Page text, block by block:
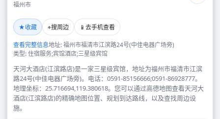
福州市
★收藏 ⌖搜周边 📱 去手机查看
查看完整信息地址: 福州市福清市江滨路24号(中佳电器广场旁)
类型: 住宿服务;宾馆酒店;三星级宾馆
天河大酒店(江滨路店)是一家三星级宾馆，地址为福州市福清市江滨
路24号(中佳电器广场旁)。电话：0591-85156666;0591-86928777。
地理坐标：25.716694,119.380618。您可以通过高德地图查看天河大
酒店(江滨路店)的精确地图位置、规划到达路线，以及查找周边设
施。